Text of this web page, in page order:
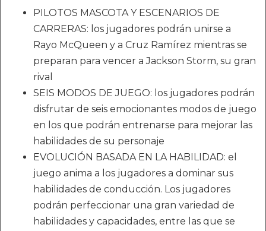
PILOTOS MASCOTA Y ESCENARIOS DE
CARRERAS: los jugadores podrán unirse a
Rayo McQueen y a Cruz Ramírez mientras se
preparan para vencer a Jackson Storm, su gran
rival
SEIS MODOS DE JUEGO: los jugadores podrán
disfrutar de seis emocionantes modos de juego
en los que podrán entrenarse para mejorar las
habilidades de su personaje
EVOLUCIÓN BASADA EN LA HABILIDAD: el
juego anima a los jugadores a dominar sus
habilidades de conducción. Los jugadores
podrán perfeccionar una gran variedad de
habilidades y capacidades, entre las que se